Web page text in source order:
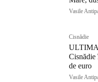
Vasile
Cisnădie
ULTIMA
Cisnădie
de euro
Vasile